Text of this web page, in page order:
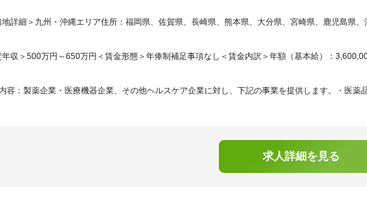
地詳細＞九州・沖縄エリア住所：福岡県、佐賀県、長崎県、熊本県、大分県、宮崎県、鹿児島県、
年収＞500万円～650万円＜賃金形態＞年俸制補足事項なし＜賃金内訳＞年額（基本給）：
容：製薬企業・医療機器企業、その他ヘルスケア企業に対し、下記の事業を提供します。・医薬
求人詳細を見る